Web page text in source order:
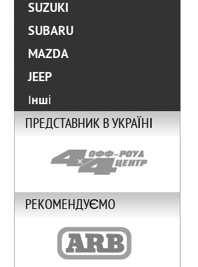
SUZUKI
SUBARU
MAZDA
JEEP
Інші
ПРЕДСТАВНИК В УКРАЇНІ
РЕКОМЕНДУЄМО